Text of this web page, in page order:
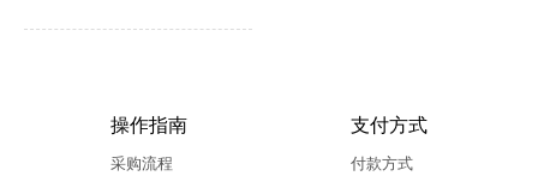
操作指南
采购流程
支付方式
付款方式